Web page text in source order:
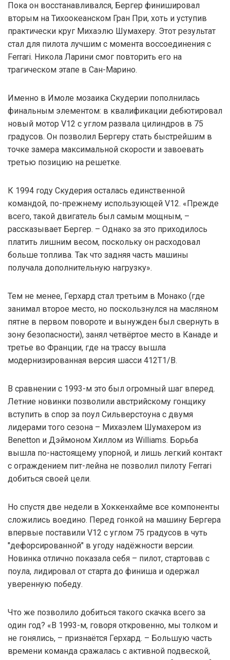
Пока он восстанавливался, Бергер финишировал
вторым на Тихоокеанском Гран При, хоть и уступив
практически круг Михаэлю Шумахеру. Этот результат
стал для пилота лучшим с момента воссоединения с
Ferrari. Никола Ларини смог повторить его на
трагическом этапе в Сан-Марино.
Именно в Имоле мозаика Скудерии пополнилась
финальным элементом: в квалификации дебютировал
новый мотор V12 с углом развала цилиндров в 75
градусов. Он позволил Бергеру стать быстрейшим в
точке замера максимальной скорости и завоевать
третью позицию на решетке.
К 1994 году Скудерия осталась единственной
командой, по-прежнему использующей V12. «Прежде
всего, такой двигатель был самым мощным, –
рассказывает Бергер. – Однако за это приходилось
платить лишним весом, поскольку он расходовал
больше топлива. Так что задняя часть машины
получала дополнительную нагрузку».
Тем не менее, Герхард стал третьим в Монако (где
занимал второе место, но поскользнулся на масляном
пятне в первом повороте и вынужден был свернуть в
зону безопасности), занял четвёртое место в Канаде и
третье во Франции, где на трассу вышла
модернизированная версия шасси 412Т1/В.
В сравнении с 1993-м это был огромный шаг вперед.
Летние новинки позволили австрийскому гонщику
вступить в спор за поул Сильверстоуна с двумя
лидерами того сезона – Михаэлем Шумахером из
Benetton и Дэймоном Хиллом из Williams. Борьба
вышла по-настоящему упорной, и лишь легкий контакт
с ограждением пит-лейна не позволил пилоту Ferrari
добиться своей цели.
Но спустя две недели в Хоккенхайме все компоненты
сложились воедино. Перед гонкой на машину Бергера
впервые поставили V12 с углом 75 градусов в чуть
"дефорсированной" в угоду надёжности версии.
Новинка отлично показала себя – пилот, стартовав с
поула, лидировал от старта до финиша и одержал
уверенную победу.
Что же позволило добиться такого скачка всего за
один год? «В 1993-м, говоря откровенно, мы толком и
не гонялись, – признаётся Герхард. – Большую часть
времени команда сражалась с активной подвеской,